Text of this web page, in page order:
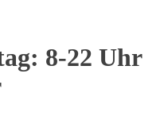
8-22 Uhr